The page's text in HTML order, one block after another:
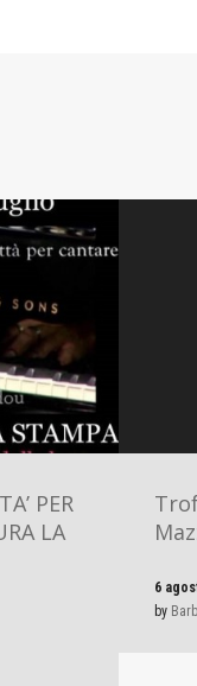
PER
LA
6
by